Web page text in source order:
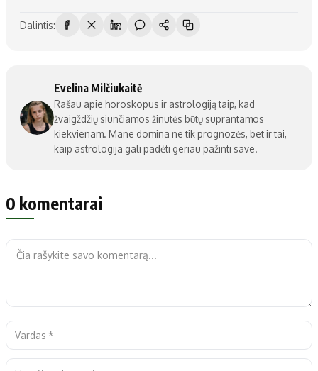
Dalintis:
Evelina Milčiukaitė
Rašau apie horoskopus ir astrologiją taip, kad
žvaigždžių siunčiamos žinutės būtų suprantamos
kiekvienam. Mane domina ne tik prognozės, bet ir tai,
kaip astrologija gali padėti geriau pažinti save.
0 komentarai